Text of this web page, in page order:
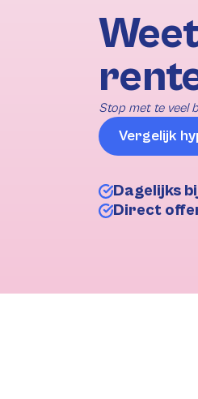
Stop met te veel
Vergelijk
Dagelijks
Direct